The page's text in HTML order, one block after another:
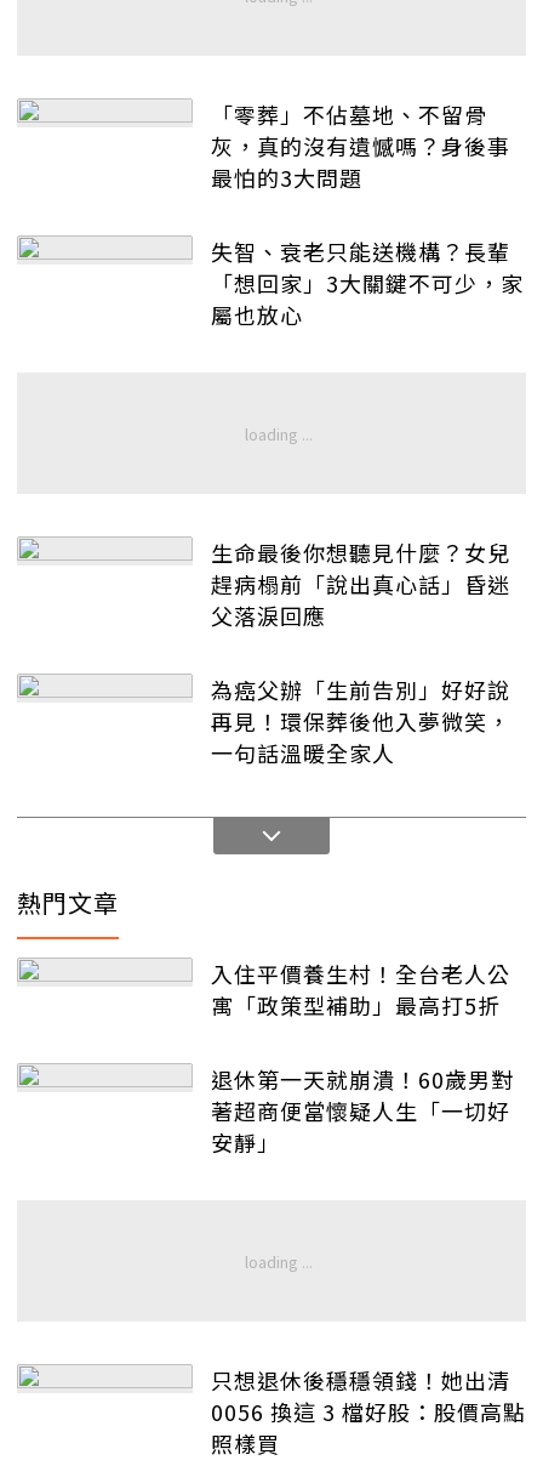
「零葬」不佔墓地、不留骨
灰，真的沒有遺憾嗎？身後事
最怕的3大問題
失智、衰老只能送機構？長輩
「想回家」3大關鍵不可少，家
屬也放心
生命最後你想聽見什麼？女兒
趕病榻前「說出真心話」昏迷
父落淚回應
為癌父辦「生前告別」好好說
再見！環保葬後他入夢微笑，
一句話溫暖全家人
熱門文章
入住平價養生村！全台老人公
寓「政策型補助」最高打5折
退休第一天就崩潰！60歲男對
著超商便當懷疑人生「一切好
安靜」
只想退休後穩穩領錢！她出清
0056 換這 3 檔好股：股價高點
照樣買